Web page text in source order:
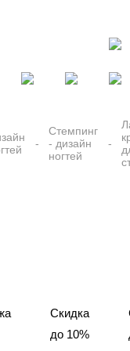
Стемпинг
- дизайн
ногтей
Скидка
до 10%